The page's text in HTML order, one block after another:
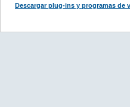
Descargar plug-ins y programas de